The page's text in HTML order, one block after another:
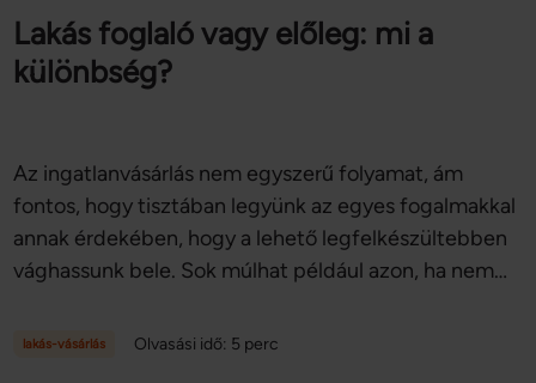
Lakás foglaló vagy előleg: mi a
különbség?
Az ingatlanvásárlás nem egyszerű folyamat, ám
fontos, hogy tisztában legyünk az egyes fogalmakkal
annak érdekében, hogy a lehető legfelkészültebben
vághassunk bele. Sok múlhat például azon, ha nem
ugyanis más jogaink és kötelezettségeink vannak,
lakás-vásárlás Olvasási idő: 5 perc